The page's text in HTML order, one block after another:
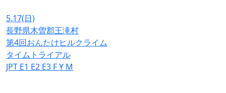
5.17(日)
長野県木曽郡王滝村
第4回おんたけヒルクライム
タイムトライアル
JPT E1 E2 E3 FY M